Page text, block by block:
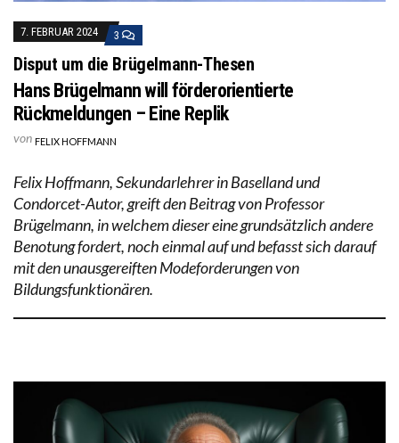
7. FEBRUAR 2024 3
Disput um die Brügelmann-Thesen
Hans Brügelmann will förderorientierte
Rückmeldungen – Eine Replik
von FELIX HOFFMANN
Felix Hoffmann, Sekundarlehrer in Baselland und
Condorcet-Autor, greift den Beitrag von Professor
Brügelmann, in welchem dieser eine grundsätzlich andere
Benotung fordert, noch einmal auf und befasst sich darauf
mit den unausgereiften Modeforderungen von
Bildungsfunktionären.